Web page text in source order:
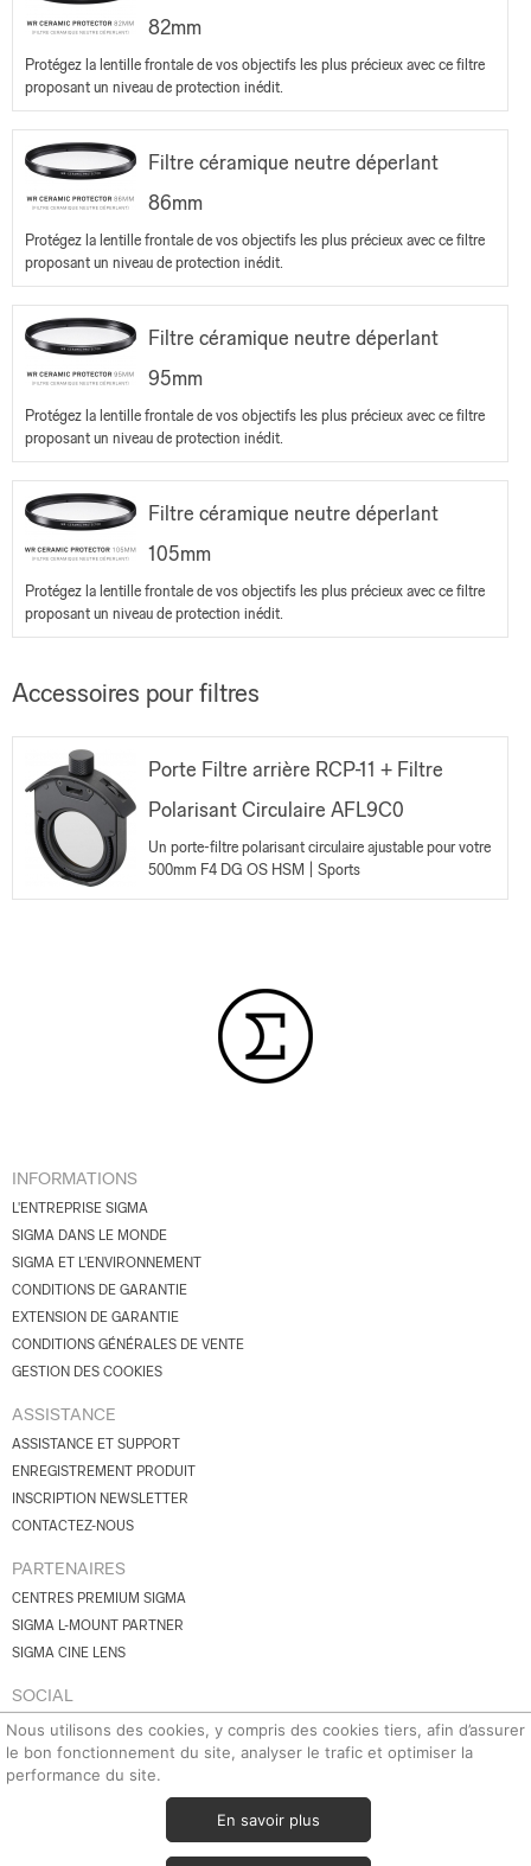
Nous utilisons des cookies, y compris des cookies tiers, afin d’assurer
le bon fonctionnement du site, analyser le trafic et optimiser la
performance du site.
En savoir plus
82mm
Protégez la lentille frontale de vos objectifs les plus précieux avec ce filtre
proposant un niveau de protection inédit.
Filtre céramique neutre déperlant
86mm
Protégez la lentille frontale de vos objectifs les plus précieux avec ce filtre
proposant un niveau de protection inédit.
Filtre céramique neutre déperlant
95mm
Protégez la lentille frontale de vos objectifs les plus précieux avec ce filtre
proposant un niveau de protection inédit.
Filtre céramique neutre déperlant
105mm
Protégez la lentille frontale de vos objectifs les plus précieux avec ce filtre
proposant un niveau de protection inédit.
Accessoires pour filtres
Porte Filtre arrière RCP-11 + Filtre
Polarisant Circulaire AFL9C0
Un porte-filtre polarisant circulaire ajustable pour votre
500mm F4 DG OS HSM | Sports
INFORMATIONS
L'ENTREPRISE SIGMA
SIGMA DANS LE MONDE
SIGMA ET L'ENVIRONNEMENT
CONDITIONS DE GARANTIE
EXTENSION DE GARANTIE
CONDITIONS GÉNÉRALES DE VENTE
GESTION DES COOKIES
ASSISTANCE
ASSISTANCE ET SUPPORT
ENREGISTREMENT PRODUIT
INSCRIPTION NEWSLETTER
CONTACTEZ-NOUS
PARTENAIRES
CENTRES PREMIUM SIGMA
SIGMA L-MOUNT PARTNER
SIGMA CINE LENS
SOCIAL
FACEBOOK
INSTAGRAM
YOUTUBE